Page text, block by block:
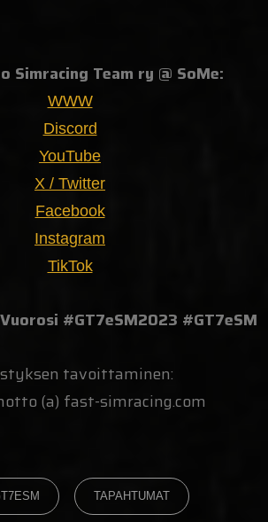
Simracing Team ry @ SoMe:
WWW
Discord
YouTube
X / Twitter
Facebook
Instagram
TikTok
#GT7eSM2023 #GT7eSM
tavoittaminen:
(a) fast-simracing.com
TAPAHTUMAT